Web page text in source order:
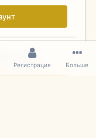
здесь.
Регистрация Больше